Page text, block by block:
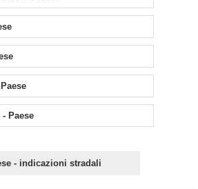
Paese
- indicazioni stradali